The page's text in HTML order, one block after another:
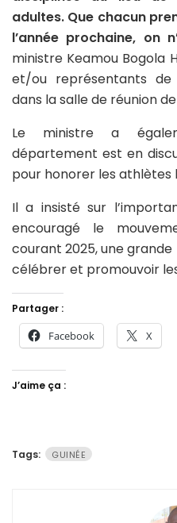
adultes. Que chacun
l’année prochaine, on
ministre Keamou Bogola
et/ou représentants
dans la salle de réunion
Le ministre a
département est en
pour honorer les athlètes
Il a insisté sur
encouragé le
courant 2025, une
célébrer et promouvoir
Partager :
Facebook X
J’aime ça :
Tags: GUINÉE